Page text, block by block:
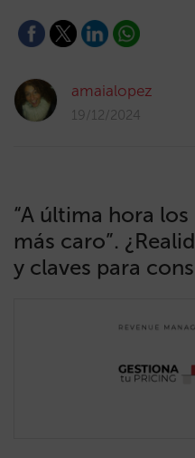
amaialopez
19/12/2024
“A última hora
más caro”.
y claves para